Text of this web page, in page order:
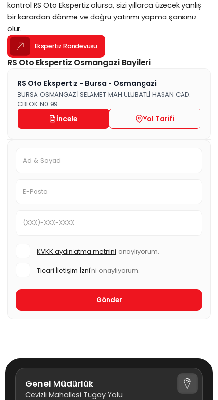
kontrol RS Oto Ekspertiz olursa, sizi yıllarca üzecek yanlış
bir karardan dönme ve doğru yatırımı yapma şansınız
olur.
Ekspertiz Randevusu
RS Oto Ekspertiz Osmangazi Bayileri
RS Oto Ekspertiz - Bursa - Osmangazi
BURSA OSMANGAZİ SELAMET MAH.ULUBATLİ HASAN CAD.
CBLOK N0 99
İncele Yol Tarifi
KVKK aydınlatma metnini onaylıyorum.
Ticari İletişim İzni'ni onaylıyorum.
Genel Müdürlük
Cevizli Mahallesi Tugay Yolu